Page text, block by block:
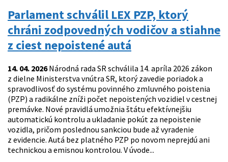
Parlament schválil LEX PZP, ktorý
chráni zodpovedných vodičov a stiahne
z ciest nepoistené autá
14. 04. 2026Národná rada SR schválila 14. apríla 2026 zákon
z dielne Ministerstva vnútra SR, ktorý zavedie poriadok a
spravodlivosť do systému povinného zmluvného poistenia
(PZP) a radikálne zníži počet nepoistených vozidiel v cestnej
premávke. Nové pravidlá umožnia štátu efektívnejšiu
automatickú kontrolu a ukladanie pokút za nepoistenie
vozidla, pričom poslednou sankciou bude až vyradenie
z evidencie. Autá bez platného PZP po novom neprejdú ani
technickou a emisnou kontrolou. V úvode...